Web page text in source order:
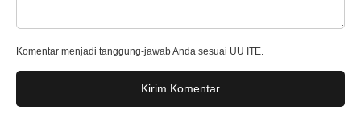
Komentar menjadi tanggung-jawab Anda sesuai UU ITE.
Kirim Komentar